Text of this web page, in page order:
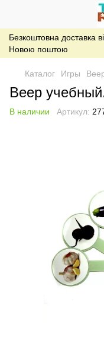
Безкоштовна доставка
Новою поштою
Каталог Игры
Веер
В наличии Артикул: